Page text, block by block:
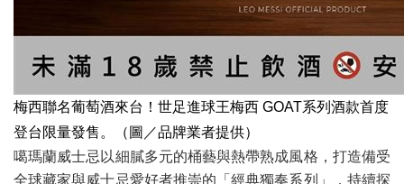
梅西聯名葡萄酒來台！世足進球王梅西 GOAT系列酒款首度
登台限量發售。（圖／品牌業者提供）
噶瑪蘭威士忌以細膩多元的桶藝與熱帶熟成風格， 打造備受
全球藏家與威士忌愛好者推崇的「經典獨奏系列」， 持續探